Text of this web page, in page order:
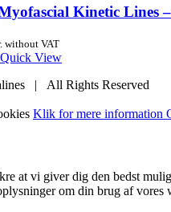
Kinetic Lines
without VAT
Quick View
| All Rights Reserved
Klik for mere information
at vi giver dig den bedst
om din brug af vores